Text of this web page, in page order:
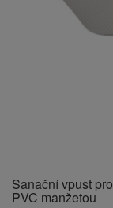
Sanační vpust
PVC manžetou